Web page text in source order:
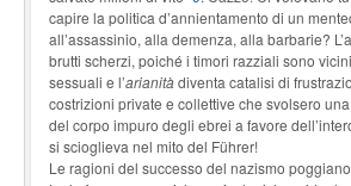
capire la politica d’annientamento di un
all’assassinio, alla demenza, alla barbarie?
brutti scherzi, poiché i timori razziali sono
sessuali e l’arianitàdiventa catalisi di
costrizioni private e collettive che svolsero
del corpo impuro degli ebrei a favore
si scioglieva nel mito del Führer!
Le ragioni del successo del nazismo